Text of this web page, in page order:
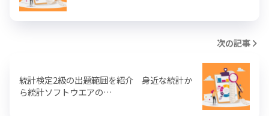
次の記事
統計検定2級の出題範囲を紹介 身近な統計か
ら統計ソフトウエアの…